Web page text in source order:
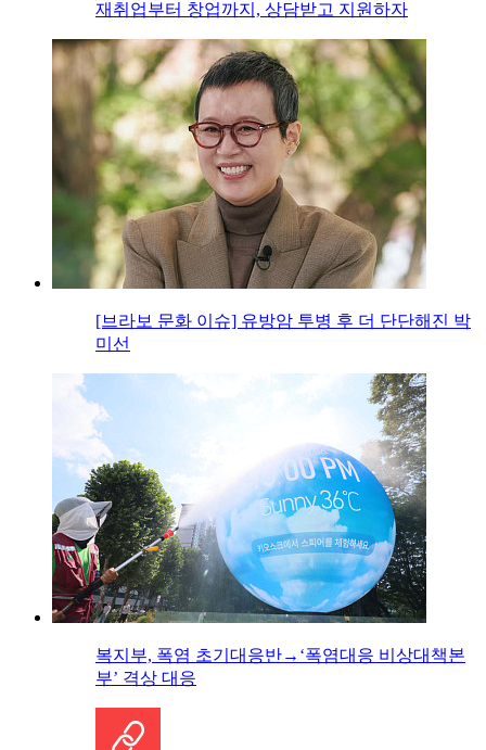
재취업부터 창업까지, 상담받고 지원하자
[브라보 문화 이슈] 유방암 투병 후 더 단단해진 박
미선
복지부, 폭염 초기대응반→‘폭염대응 비상대책본
부’ 격상 대응